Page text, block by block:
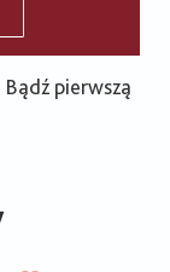
pierwszą